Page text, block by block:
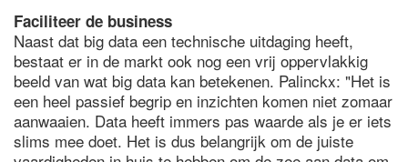
Faciliteer de business
Naast dat big data een technische uitdaging heeft,
bestaat er in de markt ook nog een vrij oppervlakkig
beeld van wat big data kan betekenen. Palinckx: "Het is
een heel passief begrip en inzichten komen niet zomaar
aanwaaien. Data heeft immers pas waarde als je er iets
slims mee doet. Het is dus belangrijk om de juiste